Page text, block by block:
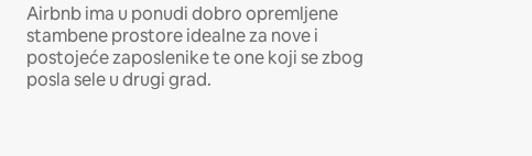
Airbnb ima u ponudi dobro opremljene
stambene prostore idealne za nove i
postojeće zaposlenike te one koji se zbog
posla sele u drugi grad.